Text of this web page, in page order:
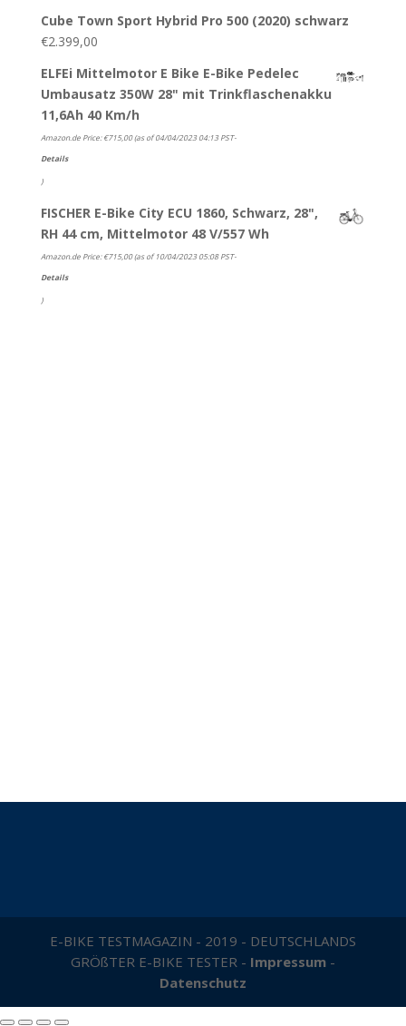
Cube Town Sport Hybrid Pro 500 (2020) schwarz
€2.399,00
ELFEi Mittelmotor E Bike E-Bike Pedelec
Umbausatz 350W 28" mit Trinkflaschenakku
11,6Ah 40 Km/h
Amazon.de Price:€715,00(as of 04/04/2023 04:13 PST-
Details
)
FISCHER E-Bike City ECU 1860, Schwarz, 28",
RH 44 cm, Mittelmotor 48 V/557 Wh
Amazon.de Price:€715,00(as of 10/04/2023 05:08 PST-
Details
)
E-BIKE TESTMAGAZIN - 2019 - DEUTSCHLANDS
GRÖßTER E-BIKE TESTER - Impressum-
Datenschutz